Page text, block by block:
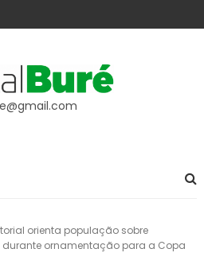
orienta população sobre
ornamentação para a Copa